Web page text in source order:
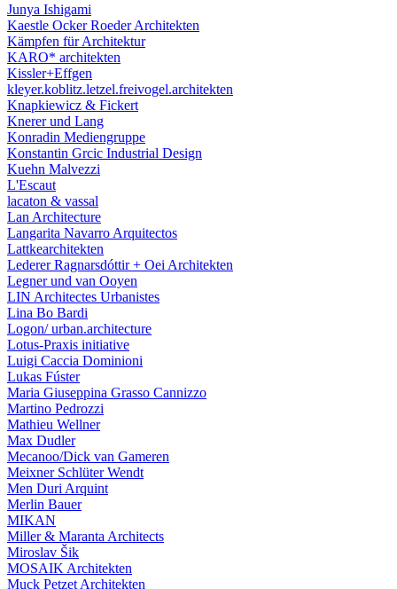
Junya Ishigami
Kaestle Ocker Roeder Architekten
Kämpfen für Architektur
KARO* architekten
Kissler+Effgen
kleyer.koblitz.letzel.freivogel.architekten
Knapkiewicz & Fickert
Knerer und Lang
Konradin Mediengruppe
Konstantin Grcic Industrial Design
Kuehn Malvezzi
L'Escaut
lacaton & vassal
Lan Architecture
Langarita Navarro Arquitectos
Lattkearchitekten
Lederer Ragnarsdóttir + Oei Architekten
Legner und van Ooyen
LIN Architectes Urbanistes
Lina Bo Bardi
Logon/ urban.architecture
Lotus-Praxis initiative
Luigi Caccia Dominioni
Lukas Fúster
Maria Giuseppina Grasso Cannizzo
Martino Pedrozzi
Mathieu Wellner
Max Dudler
Mecanoo/Dick van Gameren
Meixner Schlüter Wendt
Men Duri Arquint
Merlin Bauer
MIKAN
Miller & Maranta Architects
Miroslav Šik
MOSAIK Architekten
Muck Petzet Architekten